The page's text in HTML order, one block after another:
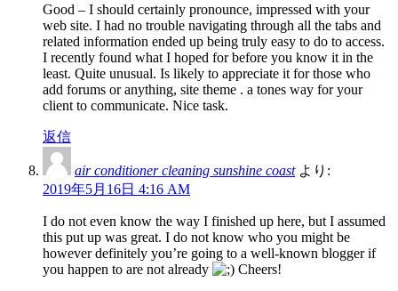
Good – I should certainly pronounce, impressed with your
web site. I had no trouble navigating through all the tabs and
related information ended up being truly easy to do to access.
I recently found what I hoped for before you know it in the
least. Quite unusual. Is likely to appreciate it for those who
add forums or anything, site theme . a tones way for your
client to communicate. Nice task.
返信
air conditioner cleaning sunshine coast より:
2019年5月16日 4:16 AM
I do not even know the way I finished up here, but I assumed
this put up was great. I do not know who you might be
however definitely you’re going to a well-known blogger if
you happen to are not already
Cheers!